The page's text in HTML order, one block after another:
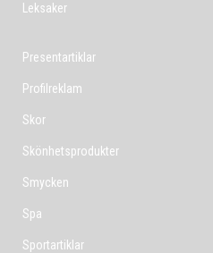
Leksaker
Presentartiklar
Profilreklam
Skor
Skönhetsprodukter
Smycken
Spa
Sportartiklar